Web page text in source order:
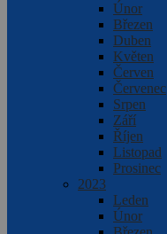
Únor
Březen
Duben
Květen
Červen
Červenec
Srpen
Září
Říjen
Listopad
Prosinec
2023
Leden
Únor